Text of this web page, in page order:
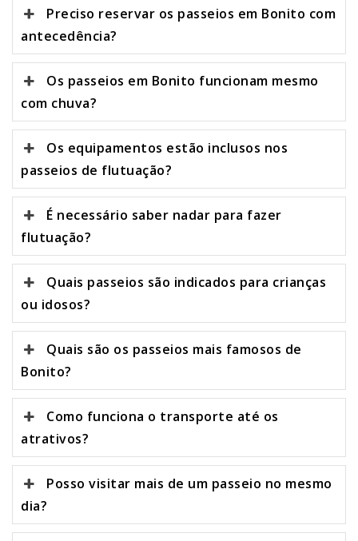
Preciso reservar os passeios em Bonito com
antecedência?
Os passeios em Bonito funcionam mesmo
com chuva?
Os equipamentos estão inclusos nos
passeios de flutuação?
É necessário saber nadar para fazer
flutuação?
Quais passeios são indicados para crianças
ou idosos?
Quais são os passeios mais famosos de
Bonito?
Como funciona o transporte até os
atrativos?
Posso visitar mais de um passeio no mesmo
dia?